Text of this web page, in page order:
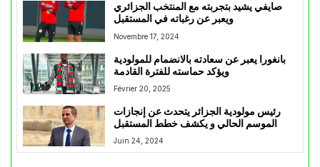
صايفي يشيد بتجربته مع المنتخب الجزائري
ويعبر عن رغباته في المستقبل
Novembre 17, 2024
بانغورا يعبر عن سعادته بالانضمام للمولودية
ويؤكد حماسته للفترة القادمة
Février 20, 2025
رئيس مولودية الجزائر يتحدث عن إنجازات
الموسم الحالي و يكشف خطط المستقبل
Juin 24, 2024